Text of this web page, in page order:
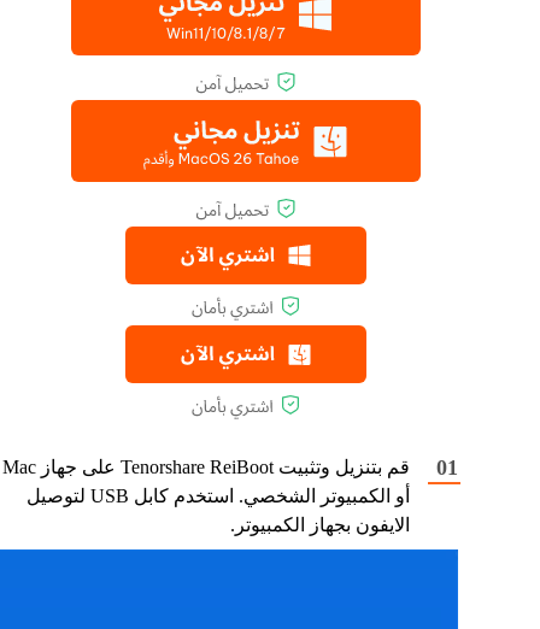
قم بتنزيل وتثبيت Tenorshare ReiBoot على جهاز Mac
أو الكمبيوتر الشخصي. استخدم كابل USB لتوصيل
الايفون بجهاز الكمبيوتر.